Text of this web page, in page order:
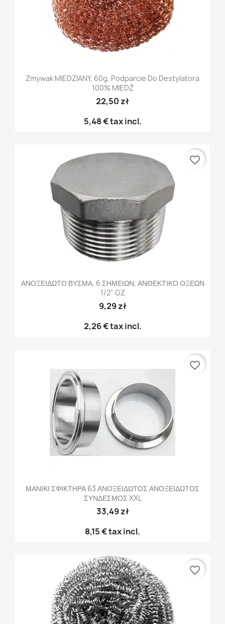
Zmywak MIEDZIANY, 60g, Podparcie Do Destylatora
100% MIEDŹ
22,50 zł
5,48 €tax incl.
ΑΝΟΞΕΙΔΩΤΟ ΒΥΣΜΑ, 6 ΣΗΜΕΙΩΝ, ΑΝΘΕΚΤΙΚΟ ΟΞΕΩΝ
1/2" GZ
9,29 zł
2,26 €tax incl.
favorite_border
ΜΑΝΙΚΙ ΣΦΙΚΤΗΡΑ 63 ΑΝΟΞΕΙΔΩΤΟΣ ΑΝΟΞΕΙΔΩΤΟΣ
ΣΥΝΔΕΣΜΟΣ XXL
33,49 zł
8,15 €tax incl.
favorite_border
favorite_border